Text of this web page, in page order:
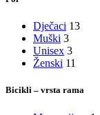
Dječaci 13
Muški 3
Unisex 3
Ženski 11
Bicikli – vrsta rama